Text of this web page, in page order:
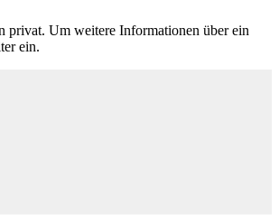
privat. Um weitere Informationen über ein
ein.